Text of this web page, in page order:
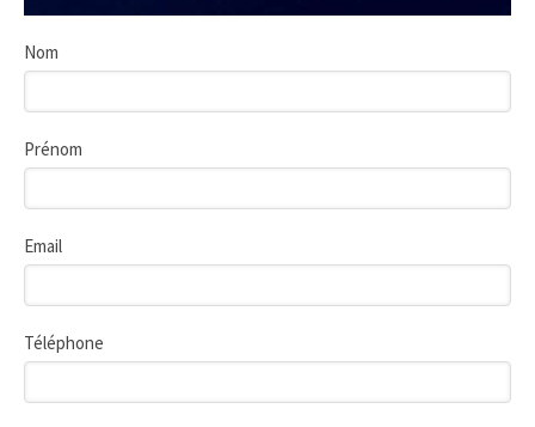
Nom
Prénom
Email
Téléphone